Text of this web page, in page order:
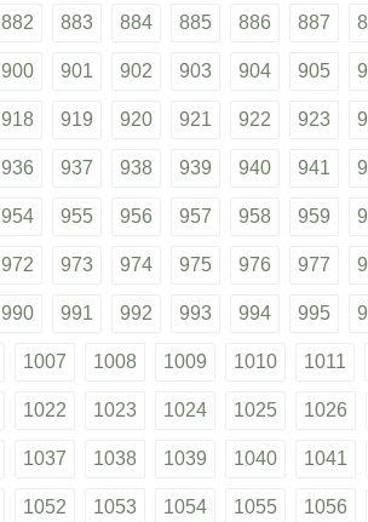
882 883 884 885 886 887
900 901 902 903 904 905
918 919 920 921 922 923
936 937 938 939 940 941
954 955 956 957 958 959
972 973 974 975 976 977
990 991 992 993 994 995
1007 1008 1009 1010 1011
1022 1023 1024 1025 1026
1037 1038 1039 1040 1041
1052 1053 1054 1055 1056